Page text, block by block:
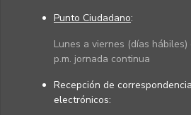
Punto Ciudadano:
Lunes a viernes (días hábiles)
p.m. jornada continua
Recepción de
electrónicos: